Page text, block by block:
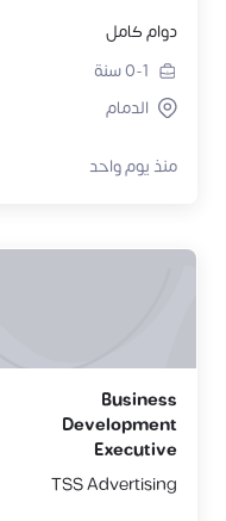
دوام كامل
0-1سنة
الدمام
منذ يوم واحد
Business
Development
Executive
TSS Advertising